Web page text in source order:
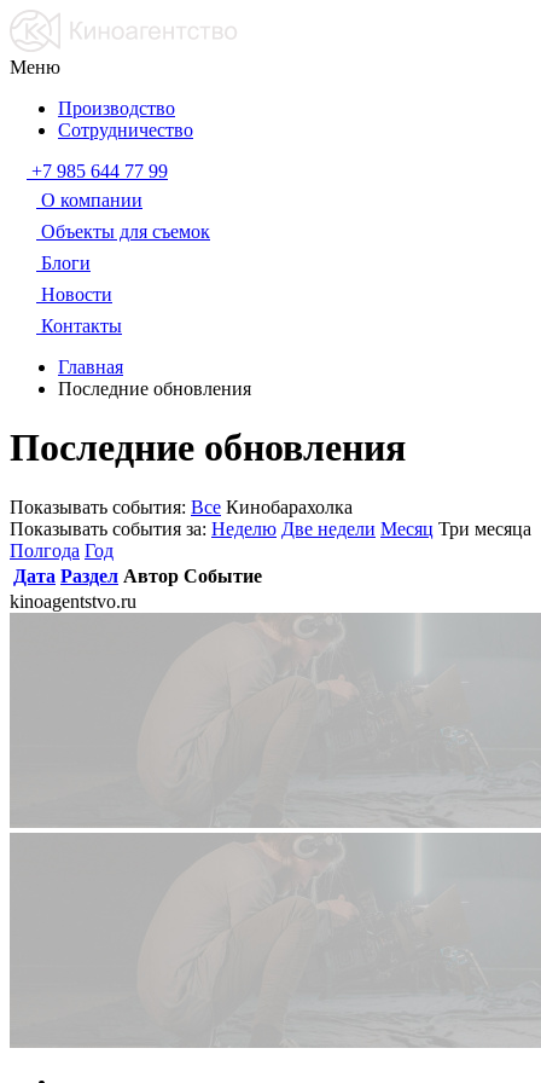
Меню
Производство
Сотрудничество
+7 985 644 77 99
О компании
Объекты для съемок
Блоги
Новости
Контакты
Главная
Последние обновления
Последние обновления
Показывать события: Все Кинобарахолка
Показывать события за: Неделю Две недели Месяц Три месяца
Полгода Год
Дата Раздел Автор Событие
kinoagentstvo.ru